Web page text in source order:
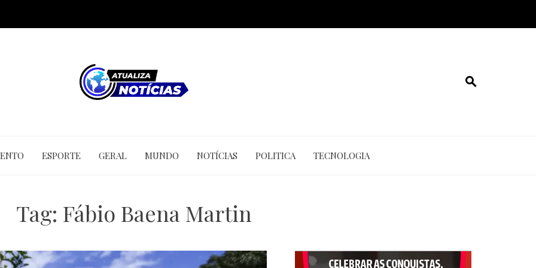
ESPORTE GERAL MUNDO NOTÍCIAS POLITICA TECNOLOGIA
Tag: Fábio Baena Martin